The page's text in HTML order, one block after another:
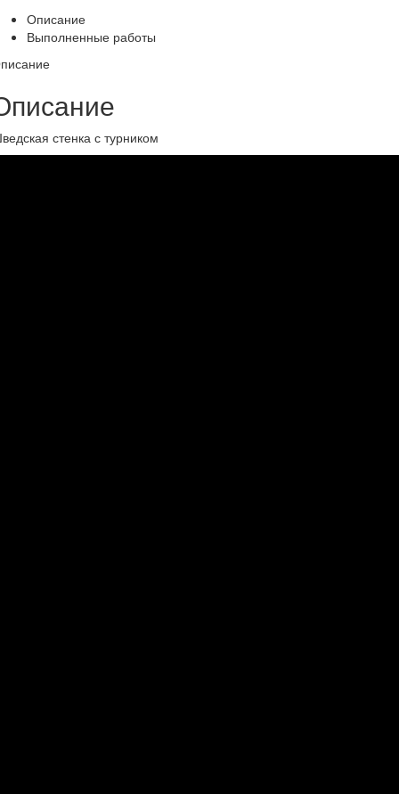
Описание
Выполненные работы
стенка с турником